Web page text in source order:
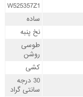
W525357Z1
ساده
نخ پنبه
طوسی
روشن
کشی
30 درجه
سانتی گراد